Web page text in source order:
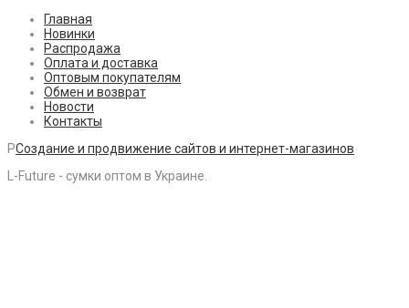
Главная
Новинки
Распродажа
Оплата и доставка
Оптовым покупателям
Обмен и возврат
Новости
Контакты
PСоздание и продвижение сайтов и интернет-магазинов
L-Future - сумки оптом в Украине.